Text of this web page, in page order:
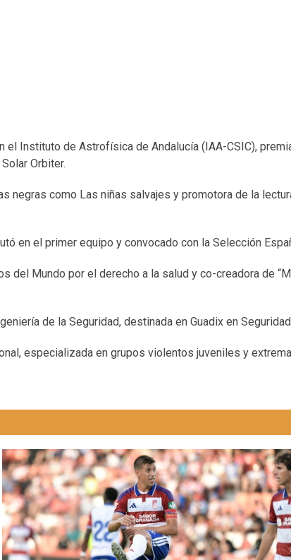
el Instituto de Astrofísica de Andalucía (IAA-CSIC),
Orbiter.
negras como Las niñas salvajes y promotora de la
en el primer equipo y convocado con la Selección
del Mundo por el derecho a la salud y co-creadora de
de la Seguridad, destinada en Guadix en
especializada en grupos violentos juveniles y